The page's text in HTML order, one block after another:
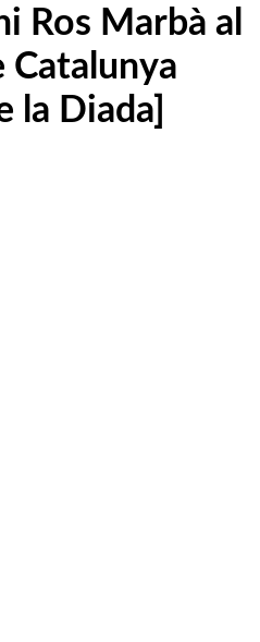
Ros Marbà al
Catalunya
la Diada]